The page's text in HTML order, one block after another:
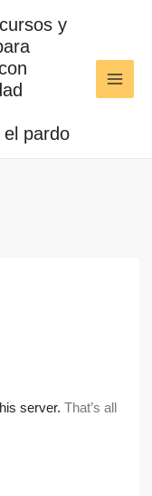
y
pardo